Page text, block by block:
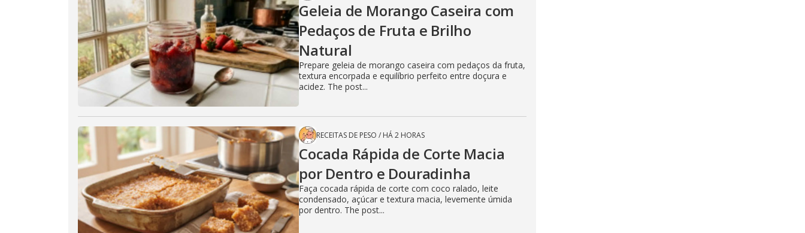
Geleia de Morango Caseira com
Pedaços de Fruta e Brilho
Natural
Prepare geleia de morango caseira com pedaços da fruta,
textura encorpada e equilíbrio perfeito entre doçura e
acidez. The post...
RECEITAS DE PESO / HÁ 2 HORAS
Cocada Rápida de Corte Macia
por Dentro e Douradinha
Faça cocada rápida de corte com coco ralado, leite
condensado, açúcar e textura macia, levemente úmida
por dentro. The post...